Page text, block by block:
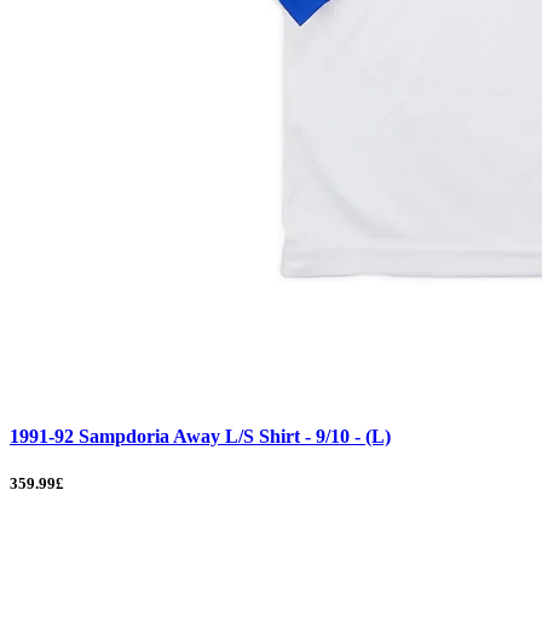
1991-92 Sampdoria Away L/S Shirt - 9/10 - (L)
359.99£